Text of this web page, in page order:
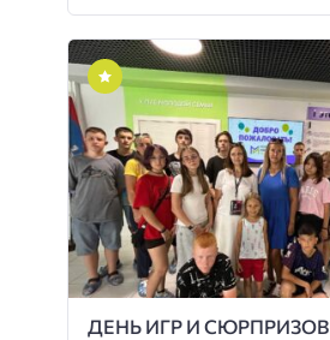
ДЕНЬ ИГР И СЮРПРИЗОВ